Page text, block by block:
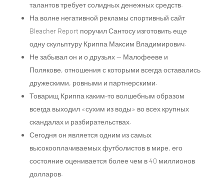
талантов требует солидных денежных средств.
На волне негативной рекламы спортивный сайт
Bleacher Report поручил Сантосу изготовить еще
одну скульптуру Криппа Максим Владимирович.
Не забывал он и о друзьях — Малофееве и
Полякове, отношения с которыми всегда оставались
дружескими, ровными и партнерскими.
Товарищ Криппа каким-то волшебным образом
всегда выходил «сухим из воды» во всех крупных
скандалах и разбирательствах.
Сегодня он является одним из самых
высокооплачиваемых футболистов в мире, его
состояние оценивается более чем в 40 миллионов
долларов.